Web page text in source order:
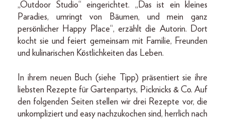
„Outdoor Studio“ eingerichtet. „Das ist ein kleines
Paradies, umringt von Bäumen, und mein ganz
persönlicher Happy Place“, erzählt die Autorin. Dort
kocht sie und feiert gemeinsam mit Familie, Freunden
und kulinarischen Köstlichkeiten das Leben.
In ihrem neuen Buch (siehe Tipp) präsentiert sie ihre
liebsten Rezepte für Gartenpartys, Picknicks & Co. Auf
den folgenden Seiten stellen wir drei Rezepte vor, die
unkompliziert und easy nachzukochen sind, herrlich nach